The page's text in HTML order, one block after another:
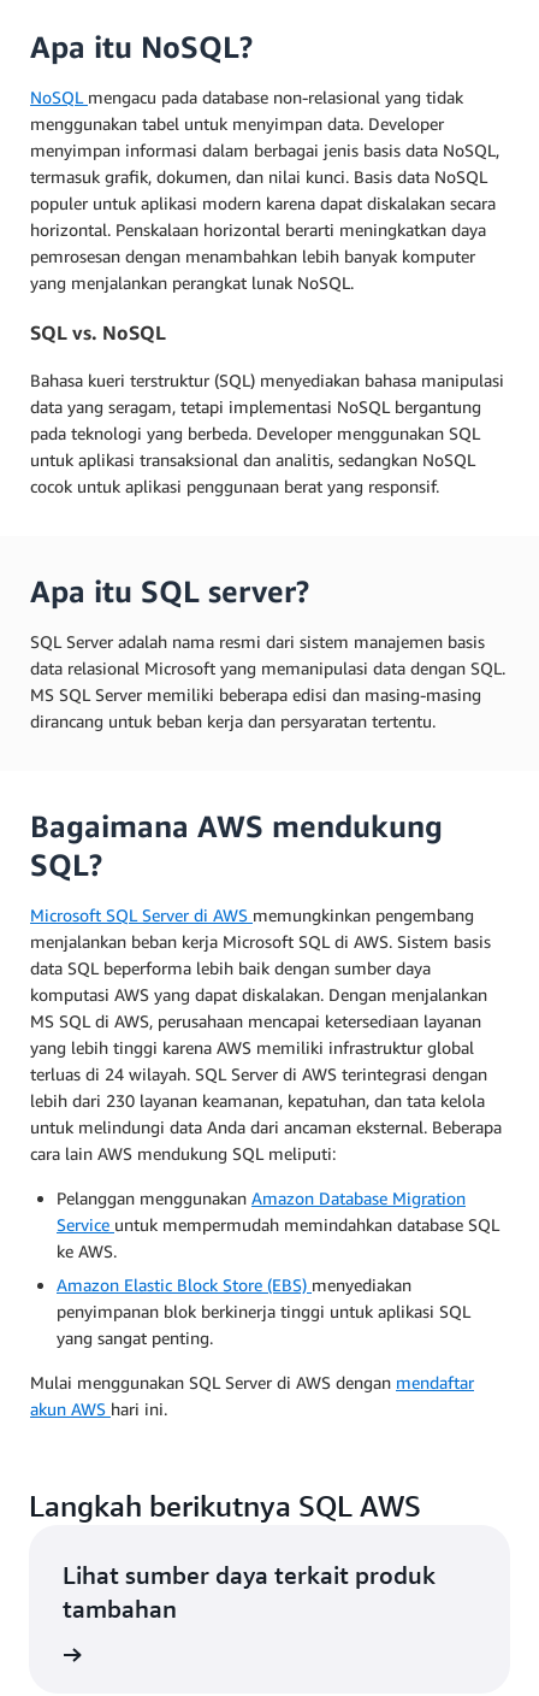
Apa itu NoSQL?
NoSQL mengacu pada database non-relasional yang tidak
menggunakan tabel untuk menyimpan data. Developer
menyimpan informasi dalam berbagai jenis basis data NoSQL,
termasuk grafik, dokumen, dan nilai kunci. Basis data NoSQL
populer untuk aplikasi modern karena dapat diskalakan secara
horizontal. Penskalaan horizontal berarti meningkatkan daya
pemrosesan dengan menambahkan lebih banyak komputer
yang menjalankan perangkat lunak NoSQL.
SQL vs. NoSQL
Bahasa kueri terstruktur (SQL) menyediakan bahasa manipulasi
data yang seragam, tetapi implementasi NoSQL bergantung
pada teknologi yang berbeda. Developer menggunakan SQL
untuk aplikasi transaksional dan analitis, sedangkan NoSQL
cocok untuk aplikasi penggunaan berat yang responsif.
Apa itu SQL server?
SQL Server adalah nama resmi dari sistem manajemen basis
data relasional Microsoft yang memanipulasi data dengan SQL.
MS SQL Server memiliki beberapa edisi dan masing-masing
dirancang untuk beban kerja dan persyaratan tertentu.
Bagaimana AWS mendukung
SQL?
Microsoft SQL Server di AWS memungkinkan pengembang
menjalankan beban kerja Microsoft SQL di AWS. Sistem basis
data SQL beperforma lebih baik dengan sumber daya
komputasi AWS yang dapat diskalakan. Dengan menjalankan
MS SQL di AWS, perusahaan mencapai ketersediaan layanan
yang lebih tinggi karena AWS memiliki infrastruktur global
terluas di 24 wilayah. SQL Server di AWS terintegrasi dengan
lebih dari 230 layanan keamanan, kepatuhan, dan tata kelola
untuk melindungi data Anda dari ancaman eksternal. Beberapa
cara lain AWS mendukung SQL meliputi:
Pelanggan menggunakan Amazon Database Migration
Service untuk mempermudah memindahkan database SQL
ke AWS.
Amazon Elastic Block Store (EBS) menyediakan
penyimpanan blok berkinerja tinggi untuk aplikasi SQL
yang sangat penting.
Mulai menggunakan SQL Server di AWS dengan mendaftar
akun AWS hari ini.
Langkah berikutnya SQL AWS
Lihat sumber daya terkait produk
tambahan